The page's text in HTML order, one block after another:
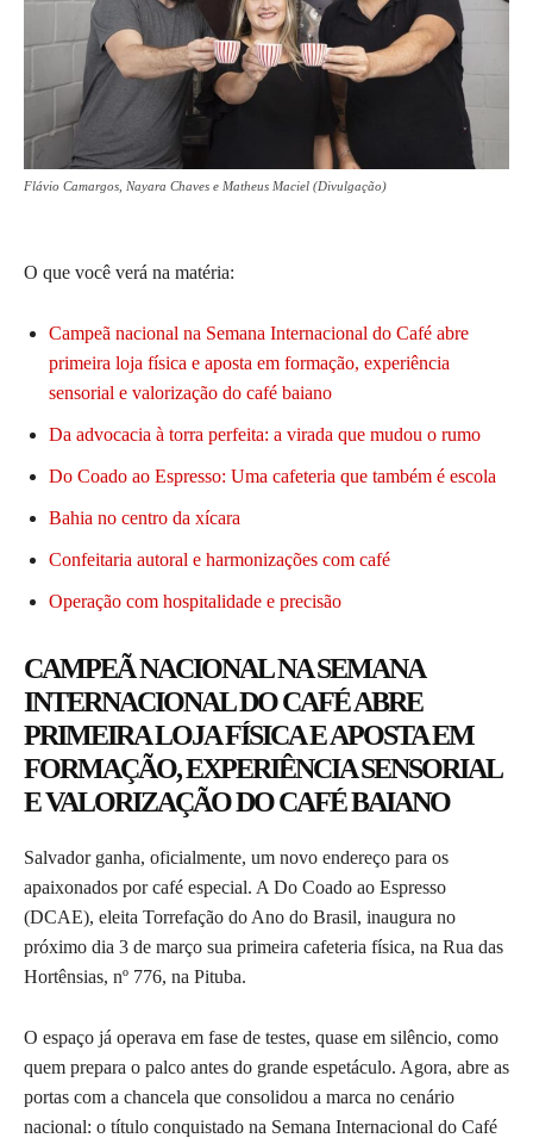
Flávio Camargos, Nayara Chaves e Matheus Maciel (Divulgação)
O que você verá na matéria:
Campeã nacional na Semana Internacional do Café abre
primeira loja física e aposta em formação, experiência
sensorial e valorização do café baiano
Da advocacia à torra perfeita: a virada que mudou o rumo
Do Coado ao Espresso: Uma cafeteria que também é escola
Bahia no centro da xícara
Confeitaria autoral e harmonizações com café
Operação com hospitalidade e precisão
CAMPEÃ NACIONAL NA SEMANA
INTERNACIONAL DO CAFÉ ABRE
PRIMEIRA LOJA FÍSICA E APOSTA EM
FORMAÇÃO, EXPERIÊNCIA SENSORIAL
E VALORIZAÇÃO DO CAFÉ BAIANO
Salvador ganha, oficialmente, um novo endereço para os
apaixonados por café especial. A Do Coado ao Espresso
(DCAE), eleita Torrefação do Ano do Brasil, inaugura no
próximo dia 3 de março sua primeira cafeteria física, na Rua das
Hortênsias, nº 776, na Pituba.
O espaço já operava em fase de testes, quase em silêncio, como
quem prepara o palco antes do grande espetáculo. Agora, abre as
portas com a chancela que consolidou a marca no cenário
nacional: o título conquistado na Semana Internacional do Café